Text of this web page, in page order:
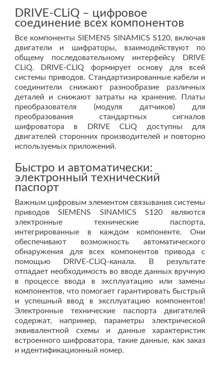
DRIVE-CLiQ – цифровое
соединение всех компонентов
Все компоненты SIEMENS SINAMICS S120, включая
двигатели и шифраторы, взаимодействуют по
общему последовательному интерфейсу DRIVE
CLiQ. DRIVE-CLIQ формирует основу для всей
системы приводов. Стандартизированные кабели и
соединители снижают разнообразие различных
деталей и снижают затраты на хранение. Платы
преобразователя (модуля датчиков) для
преобразования стандартных сигналов
шифроватора в DRIVE CLiQ доступны для
двигателей сторонних производителей и повторно
используемых приложений.
Быстро и автоматически:
электронный технический
паспорт
Важным цифровым элементом связывания системы
приводов SIEMENS SINAMICS S120 являются
электронные технические паспорта,
интегрированные в каждом компоненте. Они
обеспечивают возможность автоматического
обнаружения для всех компонентов привода с
помощью DRIVE-CLiQ-канала. В результате
отпадает необходимость во вводе данных вручную
в процессе ввода в эксплуатацию или замены
компонентов, что помогает гарантировать быстрый
и успешный ввод в эксплуатацию компонентов!
Электронные технические паспорта двигателей
содержат, например, параметры электрической
эквивалентной схемы и данные характеристик
встроенного шифроватора, такие данные, как заказ
и идентификационный номер.